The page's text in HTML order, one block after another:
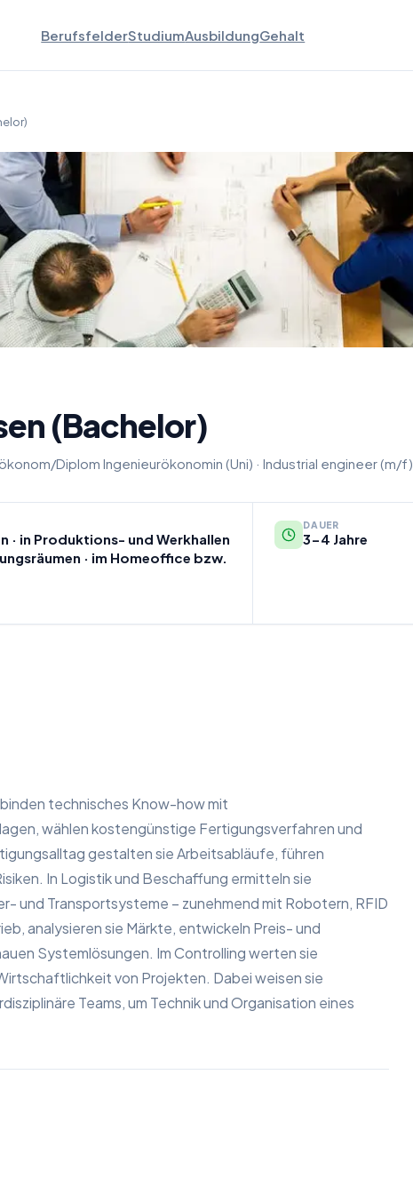
BerufsfelderStudiumAusbildungGehalt
(Bachelor)
Diplom Ingenieurökonomin (Uni) · Industrial engineer (m/f)
· in Produktions- und Werkhallen
· im Homeoffice bzw.
DAUER
3-4 Jahre
technisches Know-how mit
wählen kostengünstige Fertigungsverfahren und
gestalten sie Arbeitsabläufe, führen
In Logistik und Beschaffung ermitteln sie
und Transportsysteme – zunehmend mit Robotern, RFID
analysieren sie Märkte, entwickeln Preis- und
Systemlösungen. Im Controlling werten sie
von Projekten. Dabei weisen sie
Teams, um Technik und Organisation eines